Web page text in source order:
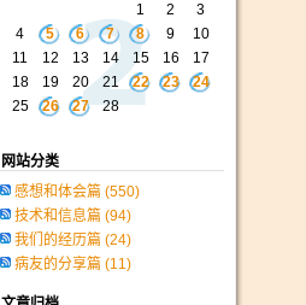
1 2
3
4
5 6 7 8 9
10
11
12 13 14 15 16
17
18
19 20 21 22 23
24
25
26 27 28
网站分类
感想和体会篇 (550)
技术和信息篇 (94)
我们的经历篇 (24)
病友的分享篇 (11)